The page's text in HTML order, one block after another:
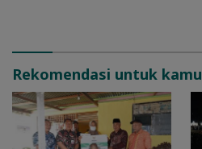
Rekomendasi untuk kamu